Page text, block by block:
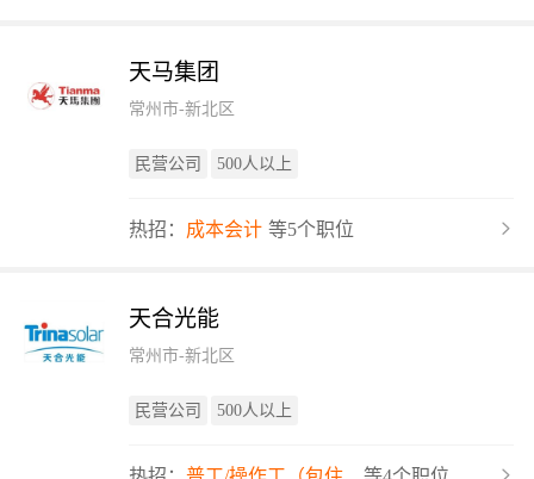
天马集团
常州市-新北区
民营公司 500人以上
热招： 成本会计 等5个职位
天合光能
常州市-新北区
民营公司 500人以上